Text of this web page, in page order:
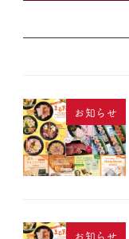
お知らせ
お知らせ